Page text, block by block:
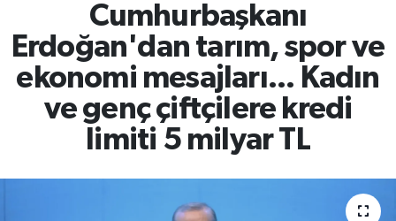
Cumhurbaşkanı
Erdoğan'dan tarım, spor ve
ekonomi mesajları... Kadın
ve genç çiftçilere kredi
limiti 5 milyar TL
MEDYA
SPOR
SAĞLIK
Zonguldak Trafik Yoğunluk Haritası
TFF 3.Lig 4.Grup Puan Durumu ve Fikstür
Tüm Manşetler